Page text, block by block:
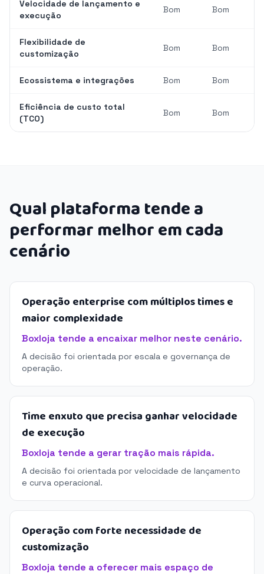
Velocidade de lançamento e
execução
Bom Bom
Flexibilidade de
customização
Bom Bom
Ecossistema e integrações Bom Bom
Eficiência de custo total
(TCO)
Bom Bom
Qual plataforma tende a
performar melhor em cada
cenário
Operação enterprise com múltiplos times e
maior complexidade
Boxloja tende a encaixar melhor neste cenário.
A decisão foi orientada por escala e governança de
operação.
Time enxuto que precisa ganhar velocidade
de execução
Boxloja tende a gerar tração mais rápida.
A decisão foi orientada por velocidade de lançamento
e curva operacional.
Operação com forte necessidade de
customização
Boxloja tende a oferecer mais espaço de